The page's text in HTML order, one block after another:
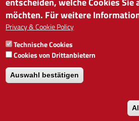
Tel. 0471 945 511 |
MwSt.-Nr.: 00376420212
INSTITUT FÜR
MwSt.-Nr.: 01716880214
möchten. Für weitere
Privacy & Cookie Policy
Technische Cookies
Cookies von Drittanbietern
Auswahl bestätigen